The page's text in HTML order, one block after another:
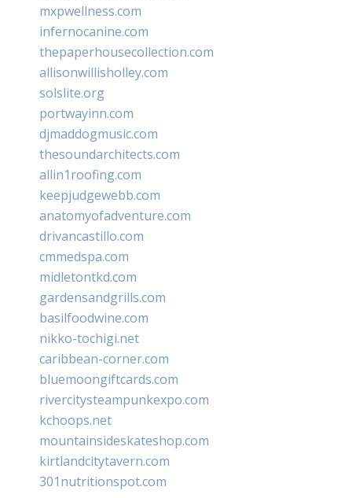
mxpwellness.com
infernocanine.com
thepaperhousecollection.com
allisonwillisholley.com
solslite.org
portwayinn.com
djmaddogmusic.com
thesoundarchitects.com
allin1roofing.com
keepjudgewebb.com
anatomyofadventure.com
drivancastillo.com
cmmedspa.com
midletontkd.com
gardensandgrills.com
basilfoodwine.com
nikko-tochigi.net
caribbean-corner.com
bluemoongiftcards.com
rivercitysteampunkexpo.com
kchoops.net
mountainsideskateshop.com
kirtlandcitytavern.com
301nutritionspot.com